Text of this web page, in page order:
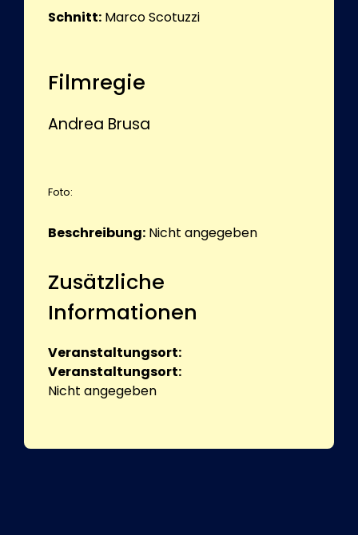
Schnitt: Marco Scotuzzi
Filmregie
Andrea Brusa
Foto:
Beschreibung: Nicht angegeben
Zusätzliche
Informationen
Veranstaltungsort:
Veranstaltungsort:
Nicht angegeben